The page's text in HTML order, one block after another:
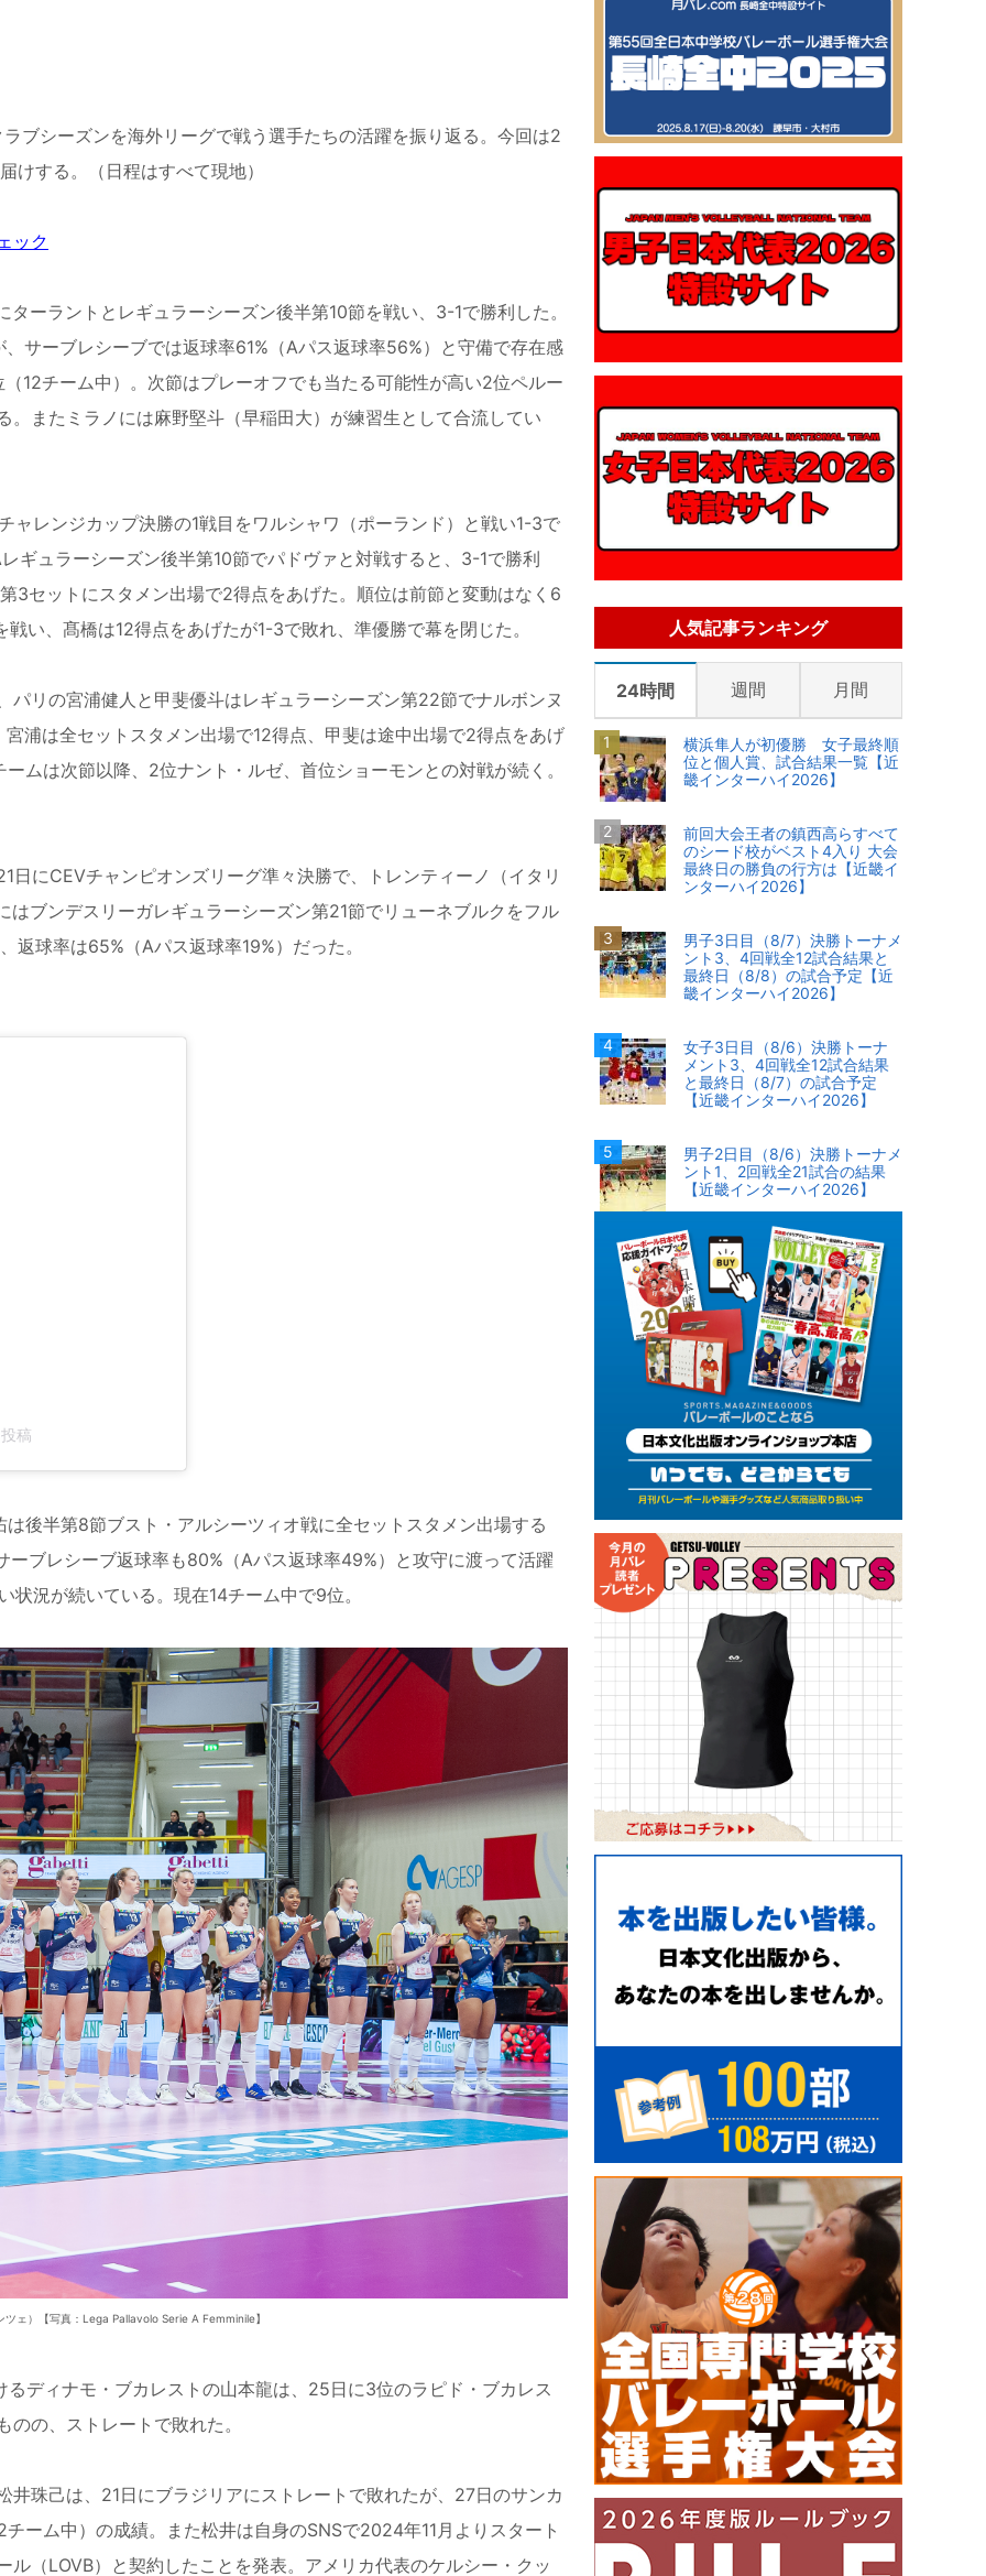
シーズンを海外リーグで戦う選手たちの活躍を振り返る。今回は2
けする。（日程はすべて現地）
ック
ラントとレギュラーシーズン後半第10節を戦い、3-1で勝利した。
サーブレシーブでは返球率61%（Aパス返球率56%）と守備で存在感
12チーム中）。次節はプレーオフでも当たる可能性が高い2位ペルー
またミラノには麻野堅斗（早稲田大）が練習生として合流してい
レンジカップ決勝の1戦目をワルシャワ（ポーランド）と戦い1-3で
ギュラーシーズン後半第10節でパドヴァと対戦すると、3-1で勝利
3セットにスタメン出場で2得点をあげた。順位は前節と変動はなく6
い、髙橋は12得点をあげたが1-3で敗れ、準優勝で幕を閉じた。
リの宮浦健人と甲斐優斗はレギュラーシーズン第22節でナルボンヌ
浦は全セットスタメン出場で12得点、甲斐は途中出場で2得点をあげ
ムは次節以降、2位ナント・ルゼ、首位ショーモンとの対戦が続く。
にCEVチャンピオンズリーグ準々決勝で、トレンティーノ（イタリ
ブンデスリーガレギュラーシーズン第21節でリューネブルクをフル
球率は65%（Aパス返球率19%）だった。
稿
後半第8節ブスト・アルシーツィオ戦に全セットスタメン出場する
ブレシーブ返球率も80%（Aパス返球率49%）と攻守に渡って活躍
況が続いている。現在14チーム中で9位。
ツェ）【写真：Lega Pallavolo Serie A Femminile】
ディナモ・ブカレストの山本龍は、25日に3位のラピド・ブカレス
の、ストレートで敗れた。
珠己は、21日にブラジリアにストレートで敗れたが、27日のサンカ
ーム中）の成績。また松井は自身のSNSで2024年11月よりスタート
（LOVB）と契約したことを発表。アメリカ代表のケルシー・クッ
人気記事ランキング
24時間 週間 月間
横浜隼人が初優勝 女子最終順
位と個人賞、試合結果一覧【近
畿インターハイ2026】
前回大会王者の鎮西高らすべて
のシード校がベスト4入り 大会
最終日の勝負の行方は【近畿イ
ンターハイ2026】
男子3日目（8/7）決勝トーナメ
ント3、4回戦全12試合結果と
最終日（8/8）の試合予定【近
畿インターハイ2026】
女子3日目（8/6）決勝トーナ
メント3、4回戦全12試合結果
と最終日（8/7）の試合予定
【近畿インターハイ2026】
男子2日目（8/6）決勝トーナメ
ント1、2回戦全21試合の結果
【近畿インターハイ2026】